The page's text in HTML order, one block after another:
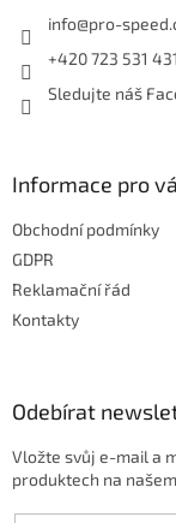
info@pro-
+420 723 531 431
Sledujte náš
Informace pro
Obchodní podmínky
GDPR
Reklamační řád
Kontakty
Odebírat
Vložte svůj e-mail a
produktech na